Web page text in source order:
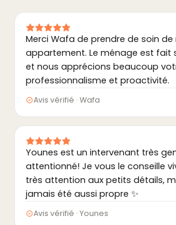
Merci Wafa de prendre de soin de
appartement. Le ménage est fait
et nous apprécions beaucoup
professionnalisme et proactivité.
Avis vérifié · Wafa
Younes est un intervenant très
attentionné! Je vous le conseille
très attention aux petits détails,
jamais été aussi propre ✨
Avis vérifié · Younes